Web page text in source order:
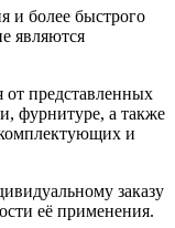
и более быстрого
являются
от представленных
фурнитуре, а также
и
заказу
её применения.